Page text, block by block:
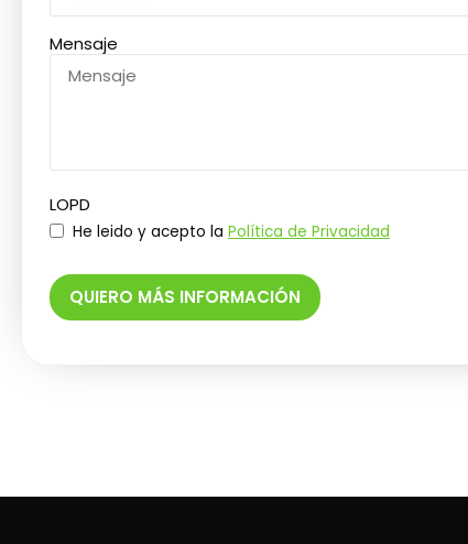
Mensaje
LOPD
He leido y acepto la Política de Privacidad
QUIERO MÁS INFORMACIÓN